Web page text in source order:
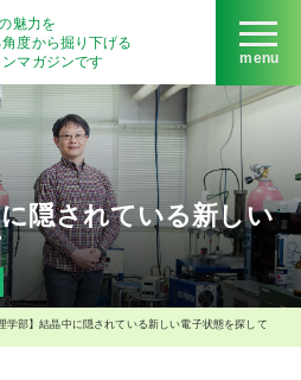
魅力を
度から掘り下げる
ンマガジンです
menu
隠されている新しい
理学部】結晶中に隠されている新しい電子状態を探して